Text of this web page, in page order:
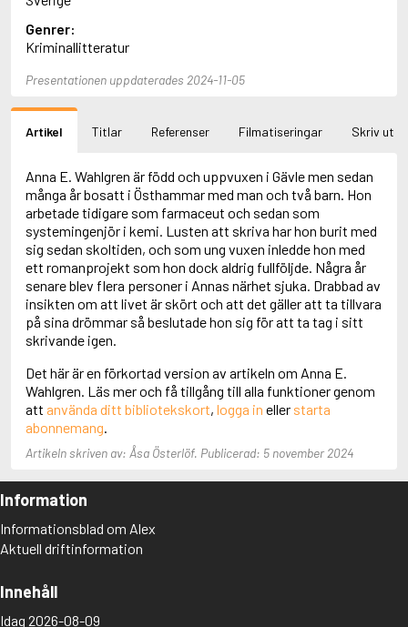
Adbåge, Emma
Adbåge, Lisen
Adelborg, Ottilia
Adiga, Aravind
Adnan, Etel
Adolfsson, Evert
Adolfsson, Gunnar
Adolfsson, Josefine
Adolfsson, Maria
Adolphsen, Peter
Genrer:
Kriminallitteratur
Presentationen uppdaterades 2024-11-05
Artikel Titlar Referenser Filmatiseringar Skriv ut
Anna E. Wahlgren är född och uppvuxen i Gävle men sedan
många år bosatt i Östhammar med man och två barn. Hon
arbetade tidigare som farmaceut och sedan som
systemingenjör i kemi. Lusten att skriva har hon burit med
sig sedan skoltiden, och som ung vuxen inledde hon med
ett romanprojekt som hon dock aldrig fullföljde. Några år
senare blev flera personer i Annas närhet sjuka. Drabbad av
insikten om att livet är skört och att det gäller att ta tillvara
på sina drömmar så beslutade hon sig för att ta tag i sitt
skrivande igen.
Det här är en förkortad version av artikeln om Anna E.
Wahlgren. Läs mer och få tillgång till alla funktioner genom
att använda ditt bibliotekskort, logga in eller starta
abonnemang
Artikeln skriven av: Åsa Österlöf. Publicerad: 5 november 2024
Information
Informationsblad om Alex
Aktuell driftinformation
Innehåll
Idag 2026-08-09